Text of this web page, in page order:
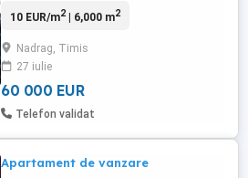
preteaza pentru cabana de vacanta.
6000 MP sunt partea a unei suprafete de
10000 MP pe care este proprietar si statul.
Pretul face ...
10 EUR/m2| 6,000 m2
Nadrag, Timis
27 iulie
60 000 EUR
Telefon validat
Apartament de vanzare